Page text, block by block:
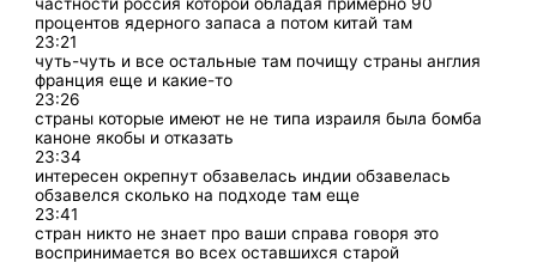
процентов ядерного запаса а потом китай там
23:21
чуть-чуть и все остальные там почищу страны англия
франция еще и какие-то
23:26
страны которые имеют не не типа израиля была бомба
каноне якобы и отказать
23:34
интересен окрепнут обзавелась индии обзавелась
обзавелся сколько на подходе там еще
23:41
стран никто не знает про ваши справа говоря это
воспринимается во всех оставшихся старой